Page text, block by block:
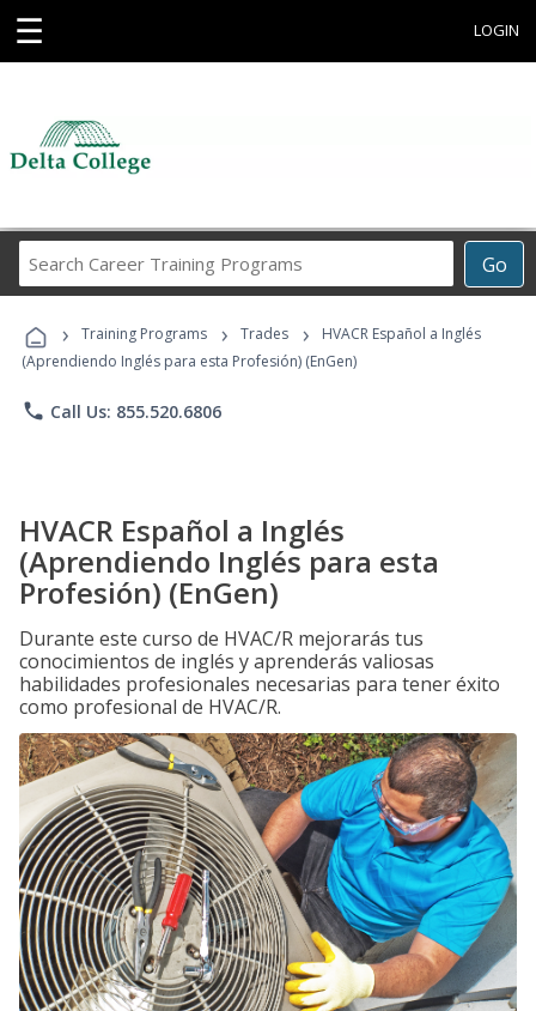
☰ LOGIN
Go
Career
Programs
› Training Programs › Trades ›
HVACR Español a Inglés
(Aprendiendo Inglés para esta Profesión) (EnGen)
phone Call Us: 855.520.6806
HVACR Español a Inglés
(Aprendiendo Inglés para esta
Profesión) (EnGen)
Durante este curso de HVAC/R mejorarás tus
conocimientos de inglés y aprenderás valiosas
habilidades profesionales necesarias para tener éxito
como profesional de HVAC/R.